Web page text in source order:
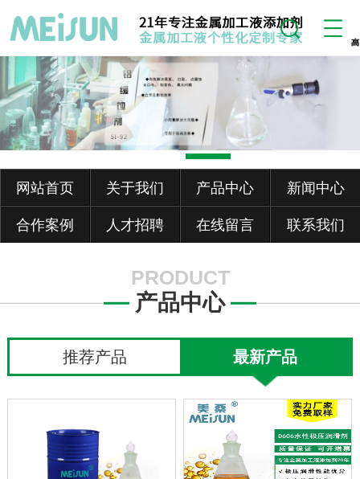
网站首页 关于我们 产品中心 新闻中心
合作案例 人才招聘 在线留言 联系我们
PRODUCT
产品中心
推荐产品 最新产品